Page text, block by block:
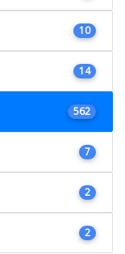
10
14
562
7
2
2